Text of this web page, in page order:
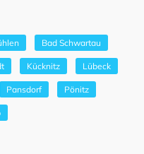
Bad Schwartau
Kücknitz Lübeck
Pansdorf Pönitz